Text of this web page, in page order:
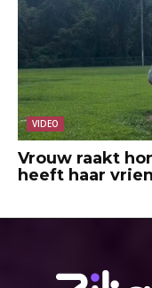
VIDEO
Vrouw raakt
heeft haar